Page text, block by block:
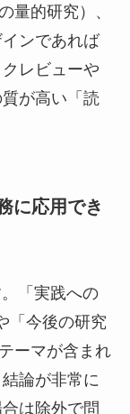
量的研究）、
ンであれば
レビューや
が高い「読
に応用でき
「実践への
「今後の研究
ーマが含まれ
論が非常に
は除外で問